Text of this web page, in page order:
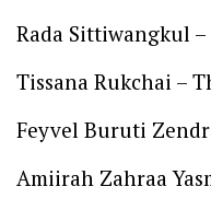
Rada Sittiwangkul
Tissana Rukchai –
Feyvel Buruti
Amiirah Zahraa